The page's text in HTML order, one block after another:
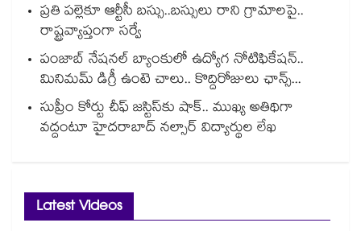
ప్రతి పల్లెకూ ఆర్టీసీ బస్సు..బస్సులు రాని గ్రామాలపై..
రాష్ట్రవ్యాప్తంగా సర్వే
పంజాబ్ నేషనల్ బ్యాంకులో ఉద్యోగ నోటిఫికేషన్..
మినిమమ్ డిగ్రీ ఉంటె చాలు.. కొద్దిరోజులు ఛాన్స్...
సుప్రీం కోర్టు చీఫ్ జస్టిస్⁭కు షాక్.. ముఖ్య అతిథిగా
వద్దంటూ హైదరాబాద్ నల్సార్ విద్యార్థుల లేఖ
Latest Videos